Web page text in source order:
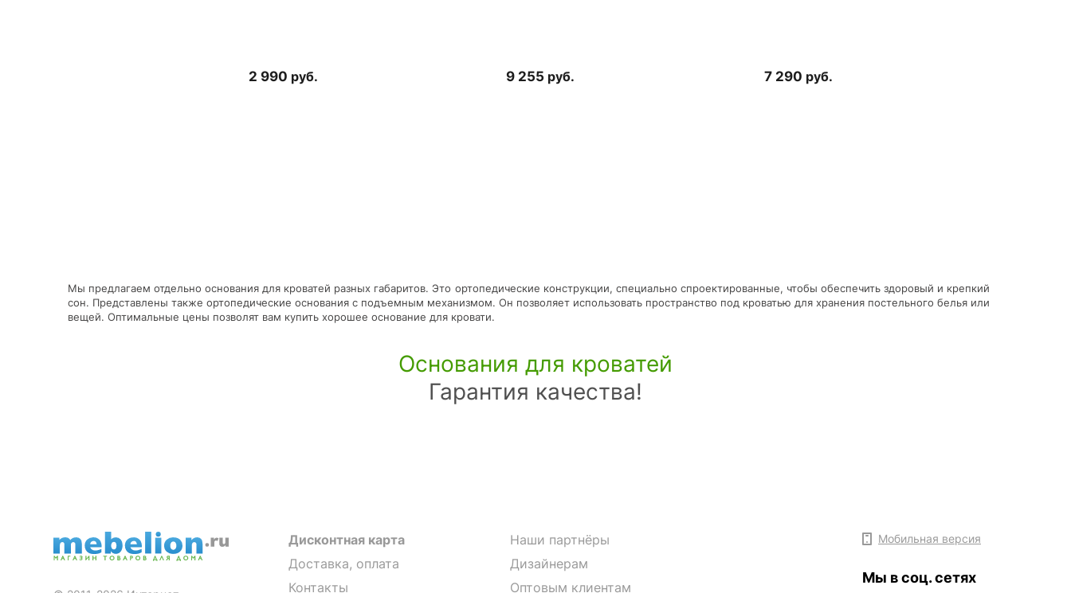
2 990 руб. 9 255 руб. 7 290 руб.
Мы предлагаем отдельно основания для кроватей разных габаритов. Это ортопедические конструкции, специально спроектированные, чтобы обеспечить здоровый и крепкий
сон. Представлены также ортопедические основания с подъемным механизмом. Он позволяет использовать пространство под кроватью для хранения постельного белья или
вещей. Оптимальные цены позволят вам купить хорошее основание для кровати.
Основания для кроватей
Гарантия качества!
Дисконтная карта
Доставка, оплата
Контакты
Наши партнёры
Дизайнерам
Оптовым клиентам
Мобильная версия
Мы в соц. сетях